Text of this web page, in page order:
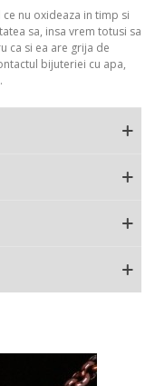
nu oxideaza in timp si
sa, insa vrem totusi sa
ca si ea are grija de
bijuteriei cu apa,